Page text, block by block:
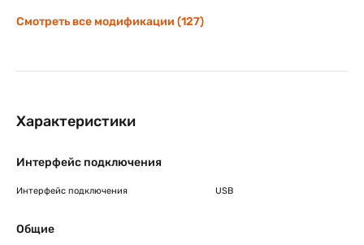
Смотреть все модификации (127)
Характеристики
Интерфейс подключения
Интерфейс подключения USB
Общие